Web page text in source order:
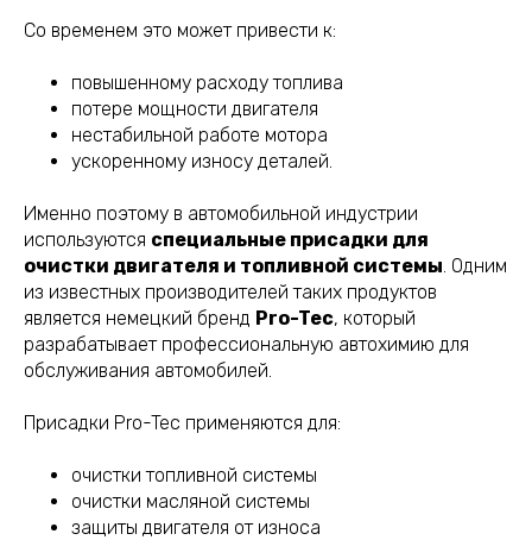
Со временем это может привести к:
повышенному расходу топлива
потере мощности двигателя
нестабильной работе мотора
ускоренному износу деталей.
Именно поэтому в автомобильной индустрии
используются специальные присадки для
очистки двигателя и топливной системы. Одним
из известных производителей таких продуктов
является немецкий бренд Pro-Tec, который
разрабатывает профессиональную автохимию для
обслуживания автомобилей.
Присадки Pro-Tec применяются для:
очистки топливной системы
очистки масляной системы
защиты двигателя от износа